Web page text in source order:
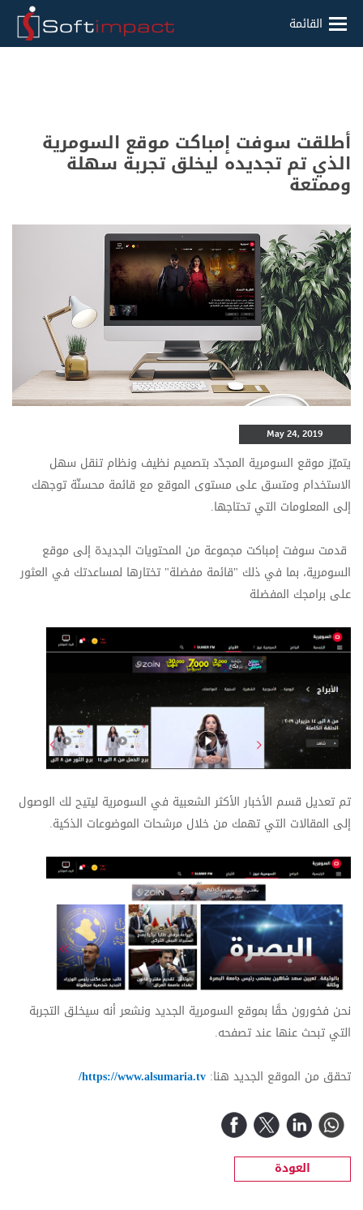
القائمة
أطلقت سوفت إمباكت موقع السومرية
الذي تم تجديده ليخلق تجربة سهلة
وممتعة
May 24, 2019
يتميّز موقع السومرية المجدّد بتصميم نظيف ونظام تنقل سهل
الاستخدام ومتسق على مستوى الموقع مع قائمة محسنّة توجهك
إلى المعلومات التي تحتاجها.
قدمت سوفت إمباكت مجموعة من المحتويات الجديدة إلى موقع
السومرية، بما في ذلك "قائمة مفضلة" تختارها لمساعدتك في العثور
على برامجك المفضلة
تم تعديل قسم الأخبار الأكثر الشعبية في السومرية ليتيح لك الوصول
إلى المقالات التي تهمك من خلال مرشحات الموضوعات الذكية.
نحن فخورون حقًا بموقع السومرية الجديد ونشعر أنه سيخلق التجربة
التي تبحث عنها عند تصفحه.
تحقق من الموقع الجديد هنا:
https://www.alsumaria.tv
/
العودة